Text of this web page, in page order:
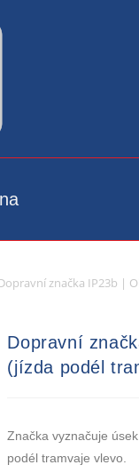
značka IP23b |
Dopravní
(jízda podél
Značka vyznačuje
podél tramvaje vlevo.